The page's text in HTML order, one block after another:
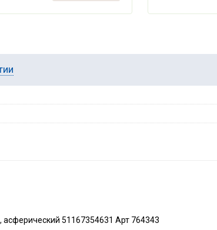
51167354631 Арт 764343